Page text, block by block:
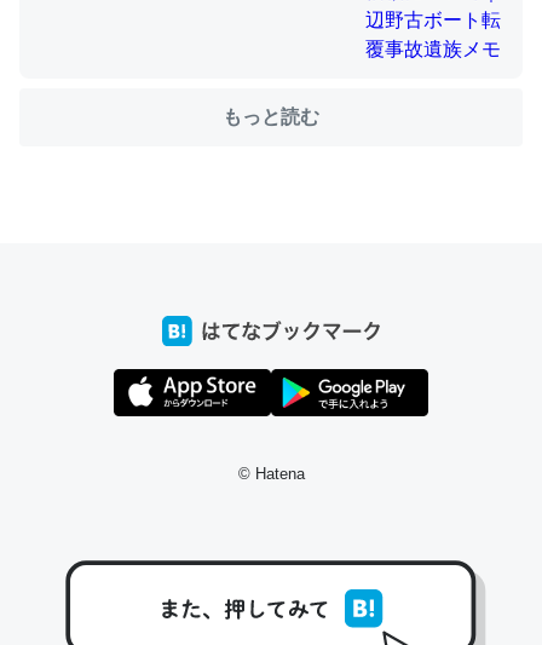
─たまにLINEするくらいだった遠方の父67歳と僕。ITツール導入で
コミュニケーションが劇的に変化した｜tayorini by LIFULL介護
─たまにLINEするくらいだった遠方の父67歳と僕。ITツール導入で
コミュニケーションが劇的に変化した｜tayorini by LIFULL介護
回線代ほとんどかからないですよ。参考：
https://toyoshi.hatenablog.com/entry/2019/05/15/1805
もっと読む
© Hatena